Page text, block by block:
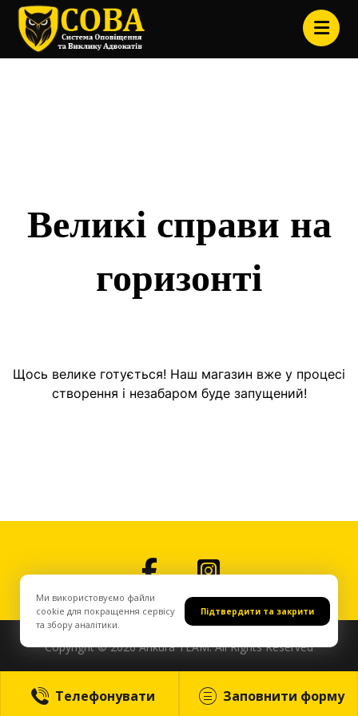
Великі справи на
горизонті
Щось велике готується! Наш магазин вже у процесі
створення і незабаром буде запущений!
Copyright © 2026 Ankura TEAM. All Rights Reserved
Телефонувати Заповнити форму
Ми використовуємо файли
cookie для покращення сервісу
та збору аналітики.
Підтвердити та закрити